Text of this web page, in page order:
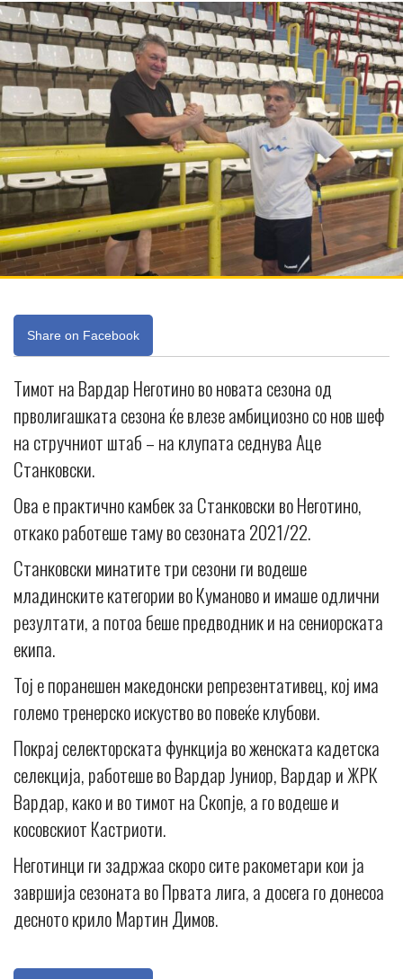
Share on Facebook
Тимот на Вардар Неготино во новата сезона од
прволигашката сезона ќе влезе амбициозно со нов шеф
на стручниот штаб – на клупата седнува Аце
Станковски.
Ова е практично камбек за Станковски во Неготино,
откако работеше таму во сезоната 2021/22.
Станковски минатите три сезони ги водеше
младинските категории во Куманово и имаше одлични
резултати, а потоа беше предводник и на сениорската
екипа.
Тој е поранешен македонски репрезентативец, кој има
големо тренерско искуство во повеќе клубови.
Покрај селекторската функција во женската кадетска
селекција, работеше во Вардар Јуниор, Вардар и ЖРК
Вардар, како и во тимот на Скопје, а го водеше и
косовскиот Кастриоти.
Неготинци ги задржаа скоро сите ракометари кои ја
завршија сезоната во Првата лига, а досега го донесоа
десното крило Мартин Димов.